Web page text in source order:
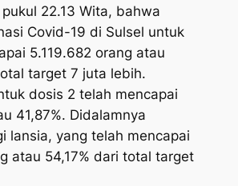
22.13 Wita, bahwa
Covid-19 di Sulsel untuk
5.119.682 orang atau
target 7 juta lebih.
dosis 2 telah mencapai
41,87%. Didalamnya
lansia, yang telah mencapai
atau 54,17% dari total target